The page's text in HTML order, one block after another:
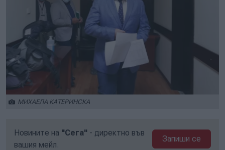
МИХАЕЛА КАТЕРИНСКА
Новините на "Сега" - директно във
вашия мейл.
Запиши се